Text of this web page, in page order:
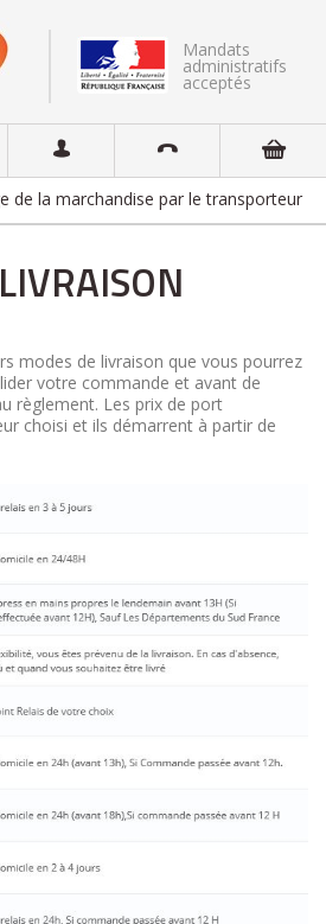
Mandats
administratifs
acceptés
de la marchandise par le transporteur
modes de livraison que vous pourrez
votre commande et avant de
règlement. Les prix de port
choisi et ils démarrent à partir de